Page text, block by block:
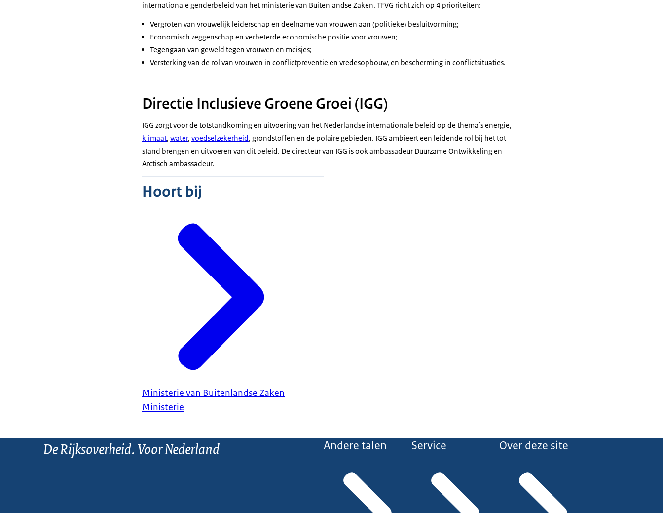
internationale genderbeleid van het ministerie van Buitenlandse Zaken. TFVG richt zich op 4 prioriteiten:
Vergroten van vrouwelijk leiderschap en deelname van vrouwen aan (politieke) besluitvorming;
Economisch zeggenschap en verbeterde economische positie voor vrouwen;
Tegengaan van geweld tegen vrouwen en meisjes;
Versterking van de rol van vrouwen in conflictpreventie en vredesopbouw, en bescherming in conflictsituaties.
Directie Inclusieve Groene Groei (IGG)
IGG zorgt voor de totstandkoming en uitvoering van het Nederlandse internationale beleid op de thema’s energie,
klimaat, water, voedselzekerheid, grondstoffen en de polaire gebieden. IGG ambieert een leidende rol bij het tot
stand brengen en uitvoeren van dit beleid. De directeur van IGG is ook ambassadeur Duurzame Ontwikkeling en
Arctisch ambassadeur.
Hoort bij
Ministerie van Buitenlandse Zaken
Ministerie
De Rijksoverheid. Voor Nederland Andere talen Service Over deze site